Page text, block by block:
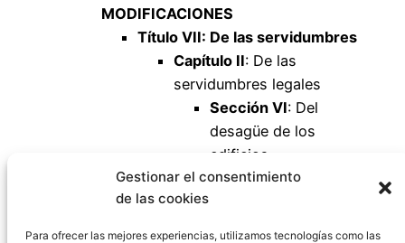
Gestionar el consentimiento
de las cookies
Para ofrecer las mejores experiencias, utilizamos tecnologías como las
MODIFICACIONES
Título VII: De las servidumbres
Capítulo II: De las
servidumbres legales
Sección VI: Del
desagüe de los
edificios
Artículo 586